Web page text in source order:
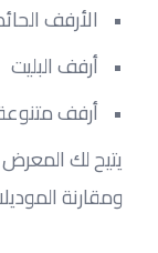
الأرفف
أرفف البليت
أرفف
ومقارنة